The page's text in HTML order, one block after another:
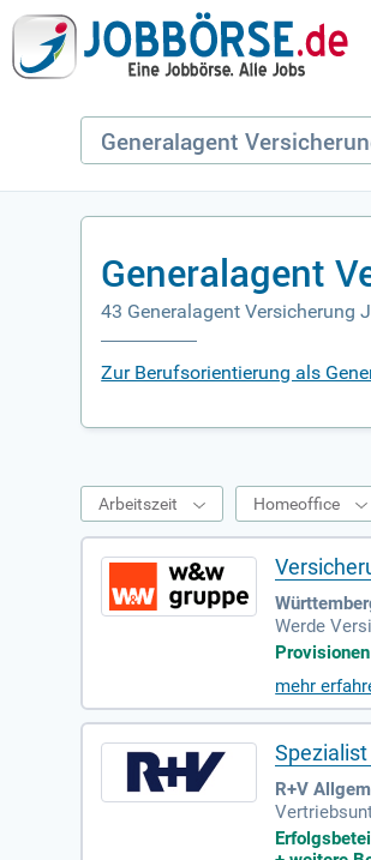
Generalagent
43 Generalagent Versicherung
Zur Berufsorientierung als
Arbeitszeit Homeoffice
Werde
zung ist
mehr
R+V